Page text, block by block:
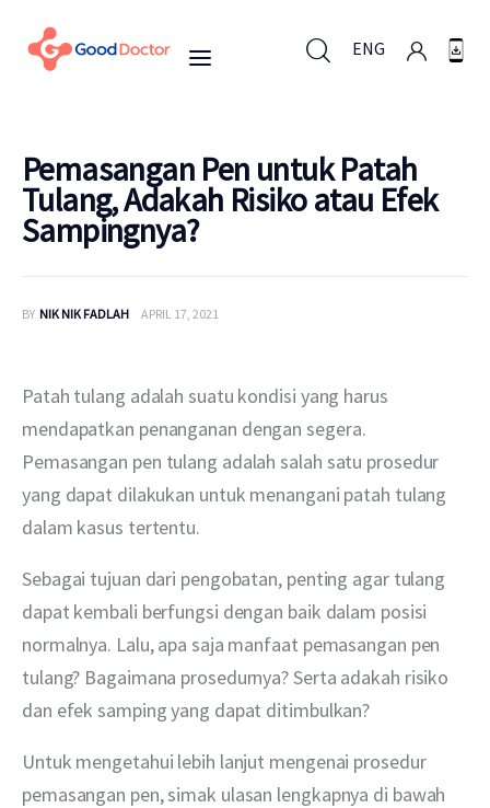
ENG
Untuk Bisnis
Berita
Layanan
Pemasangan Pen untuk Patah
Tulang, Adakah Risiko atau Efek
Sampingnya?
BY NIK NIK FADLAH APRIL 17, 2021
Patah tulang adalah suatu kondisi yang harus
mendapatkan penanganan dengan segera.
Pemasangan pen tulang adalah salah satu prosedur
yang dapat dilakukan untuk menangani patah tulang
dalam kasus tertentu.
Sebagai tujuan dari pengobatan, penting agar tulang
dapat kembali berfungsi dengan baik dalam posisi
normalnya. Lalu, apa saja manfaat pemasangan pen
tulang? Bagaimana prosedurnya? Serta adakah risiko
dan efek samping yang dapat ditimbulkan?
Untuk mengetahui lebih lanjut mengenai prosedur
pemasangan pen, simak ulasan lengkapnya di bawah